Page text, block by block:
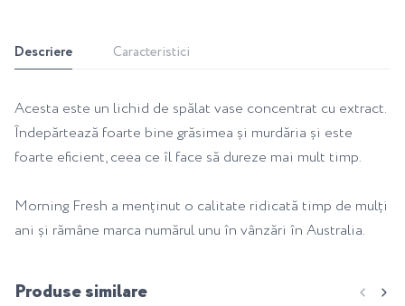
Descriere Caracteristici
Acesta este un lichid de spălat vase concentrat cu extract.
Îndepărtează foarte bine grăsimea și murdăria și este
foarte eficient, ceea ce îl face să dureze mai mult timp.
Morning Fresh a menținut o calitate ridicată timp de mulți
ani și rămâne marca numărul unu în vânzări în Australia.
Produse similare